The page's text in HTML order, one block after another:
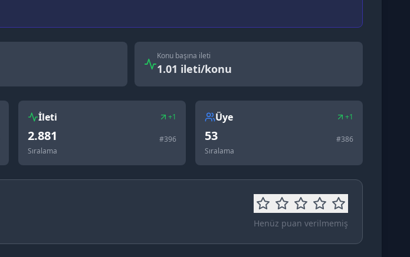
Konu başına ileti
1.01 ileti/konu
İleti +1
2.881 #396
Sıralama
Üye +1
53 #386
Sıralama
Henüz puan verilmemiş